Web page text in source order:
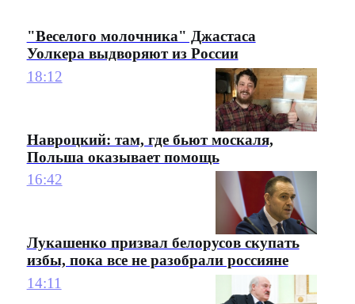
"Веселого молочника" Джастаса
Уолкера выдворяют из России
18:12
Навроцкий: там, где бьют москаля,
Польша оказывает помощь
16:42
Лукашенко призвал белорусов скупать
избы, пока все не разобрали россияне
14:11